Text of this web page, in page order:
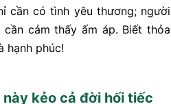
cần có tình yêu thương; người
cảm thấy ấm áp. Biết thỏa
hạnh phúc!
kẻo cả đời hối tiếc